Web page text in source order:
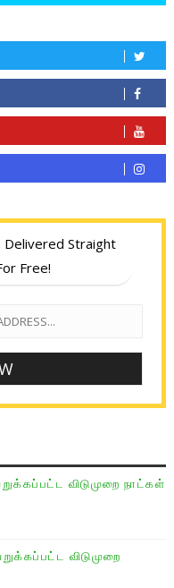
Straight
Free!
விடுமுறை நாட்கள்
விடுமுறை